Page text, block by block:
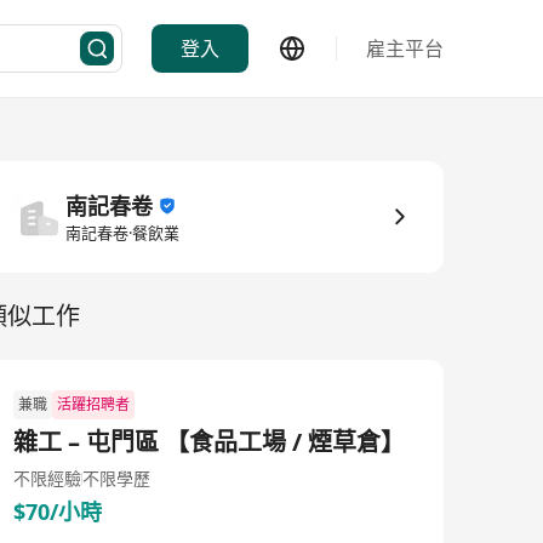
登入 雇主平台
南記春卷
南記春卷·餐飲業
似工作
兼職 活躍招聘者
雜工 – 屯門區 【食品工場 / 煙草倉】
不限經驗不限學歷
$70/小時